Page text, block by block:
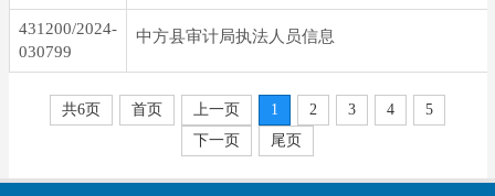
431200/2024-
030799
中方县审计局执法人员信息
共6页 首页 上一页 1 2 3 4
5
下一页
尾页